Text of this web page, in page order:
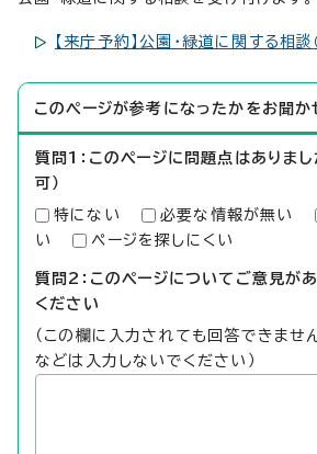
【来庁予約】公園・緑道に関する相談
このページが参考になったかをお聞か
質問1：このページに問題点はありまし
可）
特にない 必要な情報が無い
い
ページを探しにくい
質問2：このページについてご意見が
ください
（この欄に入力されても回答できませ
などは入力しないでください）